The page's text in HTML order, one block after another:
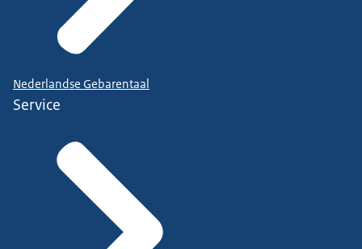
Nederlandse Gebarentaal
Service